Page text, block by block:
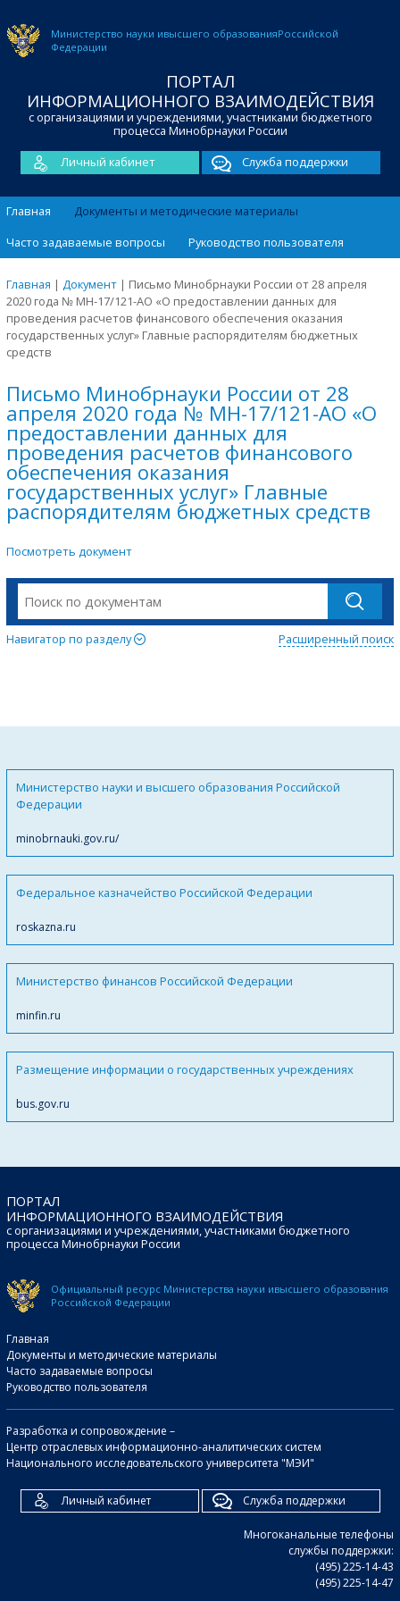
Министерство науки ивысшего образованияРоссийской
Федерации
ПОРТАЛ
ИНФОРМАЦИОННОГО ВЗАИМОДЕЙСТВИЯ
с организациями и учреждениями, участниками бюджетного
процесса Минобрнауки России
Личный кабинет
Служба поддержки
Главная
Документы и методические материалы
Часто задаваемые вопросы
Руководство пользователя
Главная | Документ | Письмо Минобрнауки России от 28 апреля
2020 года № МН-17/121-АО «О предоставлении данных для
проведения расчетов финансового обеспечения оказания
государственных услуг» Главные распорядителям бюджетных
средств
Письмо Минобрнауки России от 28
апреля 2020 года № МН-17/121-АО «О
предоставлении данных для
проведения расчетов финансового
обеспечения оказания
государственных услуг» Главные
распорядителям бюджетных средств
Посмотреть документ
Навигатор по разделу Расширенный поиск
Министерство науки и высшего образования Российской
Федерации
minobrnauki.gov.ru/
Федеральное казначейство Российской Федерации
roskazna.ru
Министерство финансов Российской Федерации
minfin.ru
Размещение информации о государственных учреждениях
bus.gov.ru
ПОРТАЛ
ИНФОРМАЦИОННОГО ВЗАИМОДЕЙСТВИЯ
с организациями и учреждениями, участниками бюджетного
процесса Минобрнауки России
Официальный ресурс Министерства науки ивысшего образования
Российской Федерации
Главная
Документы и методические материалы
Часто задаваемые вопросы
Руководство пользователя
Разработка и сопровождение –
Центр отраслевых информационно-аналитических систем
Национального исследовательского университета "МЭИ"
Личный кабинет Служба поддержки
Многоканальные телефоны
службы поддержки:
(495) 225-14-43
(495) 225-14-47